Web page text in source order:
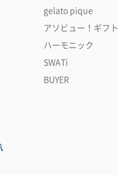
gelato pique
アソビュー！ギフト
ハーモニック
SWATi
BUYER